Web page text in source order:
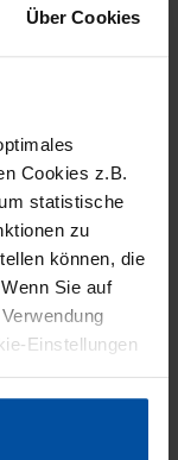
Über Cookies
Cookies z.B.
statistische
zu
können, die
Sie auf
Einstellungen
wurde
Aus
die
uns sehr
durch
mehr
und